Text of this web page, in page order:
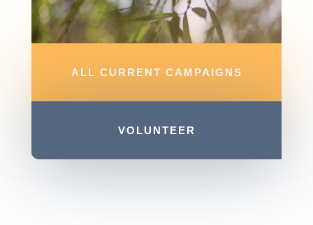
ALL CURRENT CAMPAIGNS
VOLUNTEER